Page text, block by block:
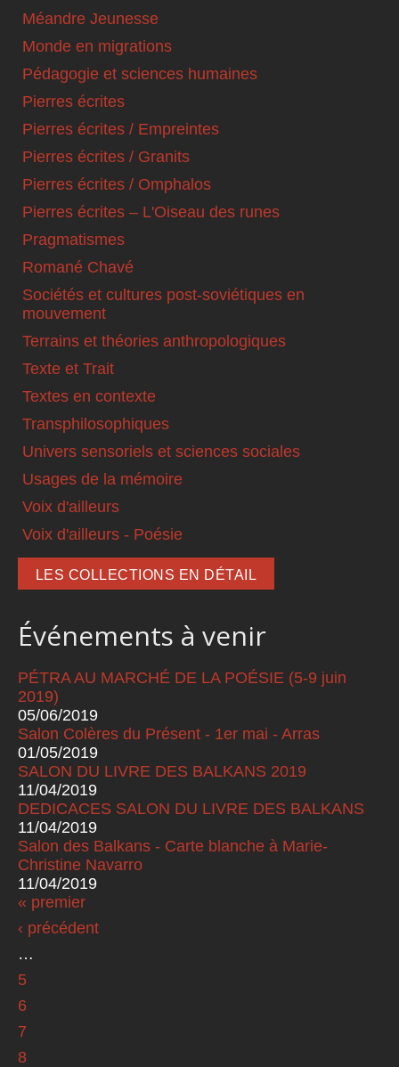
Méandre Jeunesse
Monde en migrations
Pédagogie et sciences humaines
Pierres écrites
Pierres écrites / Empreintes
Pierres écrites / Granits
Pierres écrites / Omphalos
Pierres écrites – L'Oiseau des runes
Pragmatismes
Romané Chavé
Sociétés et cultures post-soviétiques en
mouvement
Terrains et théories anthropologiques
Texte et Trait
Textes en contexte
Transphilosophiques
Univers sensoriels et sciences sociales
Usages de la mémoire
Voix d'ailleurs
Voix d'ailleurs - Poésie
LES COLLECTIONS EN DÉTAIL
Événements à venir
PÉTRA AU MARCHÉ DE LA POÉSIE (5-9 juin
2019)
05/06/2019
Salon Colères du Présent - 1er mai - Arras
01/05/2019
SALON DU LIVRE DES BALKANS 2019
11/04/2019
DEDICACES SALON DU LIVRE DES BALKANS
11/04/2019
Salon des Balkans - Carte blanche à Marie-
Christine Navarro
11/04/2019
Pages
« premier
‹ précédent
…
5
6
7
8